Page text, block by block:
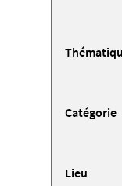
Catégorie
Lieu